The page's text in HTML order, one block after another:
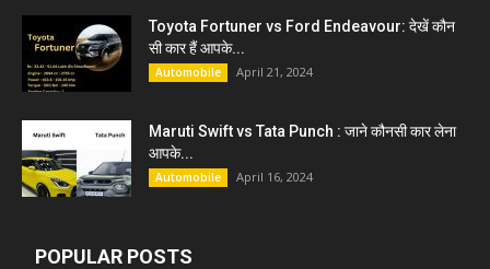
Toyota Fortuner vs Ford Endeavour: देखें कौन
सी कार हैं आपके...
Automobile April 21, 2024
Maruti Swift vs Tata Punch : जाने कौनसी कार लेना
आपके...
Automobile April 16, 2024
POPULAR POSTS